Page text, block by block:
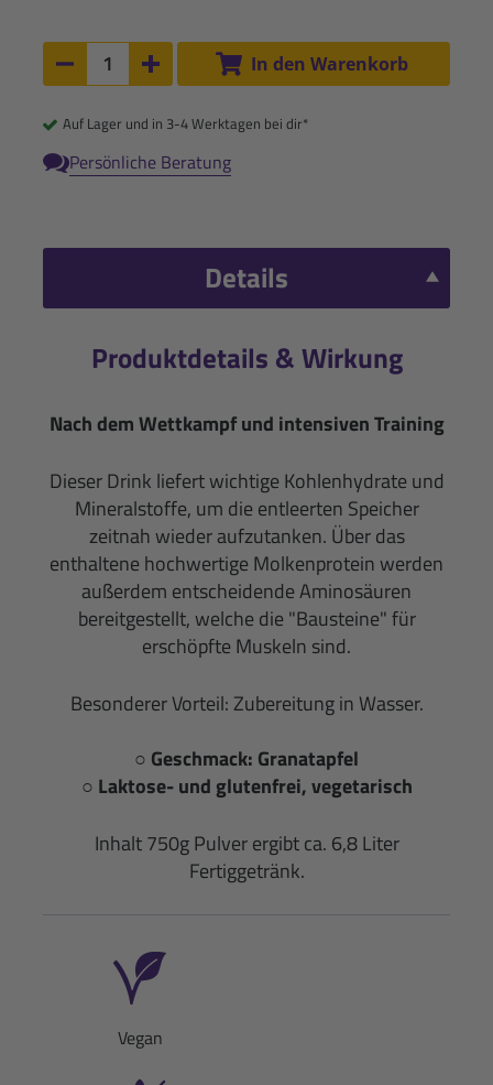
Anzahl:
Anzahl um 1 verringern
Anzahl um 1 erhöhen
In den Warenkorb
Auf Lager und in 3-4 Werktagen bei dir*
Persönliche Beratung
Details
Produktdetails & Wirkung
Nach dem Wettkampf und intensiven Training
Dieser Drink liefert wichtige Kohlenhydrate und
Mineralstoffe, um die entleerten Speicher
zeitnah wieder aufzutanken. Über das
enthaltene hochwertige Molkenprotein werden
außerdem entscheidende Aminosäuren
bereitgestellt, welche die "Bausteine" für
erschöpfte Muskeln sind.
Besonderer Vorteil: Zubereitung in Wasser.
○ Geschmack: Granatapfel
○ Laktose- und glutenfrei, vegetarisch
Inhalt 750g Pulver ergibt ca. 6,8 Liter
Fertiggetränk.
Vegan